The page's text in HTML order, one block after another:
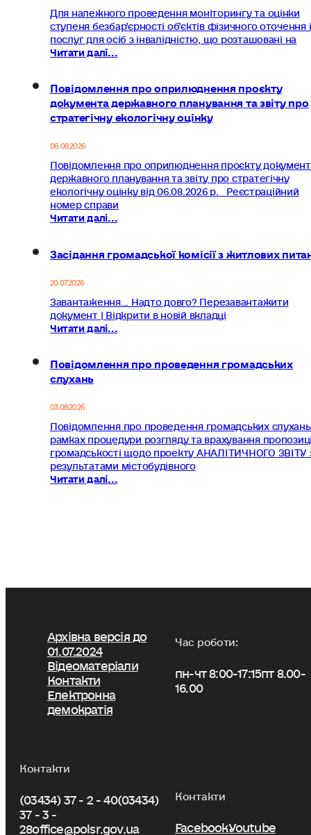
Для належного проведення моніторингу та оцінки
ступеня безбар’єрності об’єктів фізичного оточення і
послуг для осіб з інвалідністю, що розташовані на
Читати далі...
Повідомлення про оприлюднення проєкту
документа державного планування та звіту про
стратегічну екологічну оцінку
06.08.2026
Повідомлення про оприлюднення проєкту
державного планування та звіту про стратегічну
екологічну оцінку від 06.08.2026 р. Реєстраційний
номер справи
Читати далі...
Засідання громадської комісії з житлових
20.07.2026
Завантаження... Надто довго? Перезавантажити
документ | Відкрити в новій вкладці
Читати далі...
Повідомлення про проведення громадських
слухань
03.08.2026
Повідомлення про проведення громадських
рамках процедури розгляду та врахування
громадськості щодо проекту АНАЛІТИЧНОГО ЗВІТУ
результатами містобудівного
Читати далі...
Архівна версія до
01.07.2024
Відеоматеріали
Контакти
Електронна
демократія
Час роботи:
пн-чт 8:00-17:15пт 8.00-
16.00
Контакти
(03434) 37 - 2 - 40(03434)
37 - 3 -
28office@polsr.gov.ua
Контакти
FacebookYoutube